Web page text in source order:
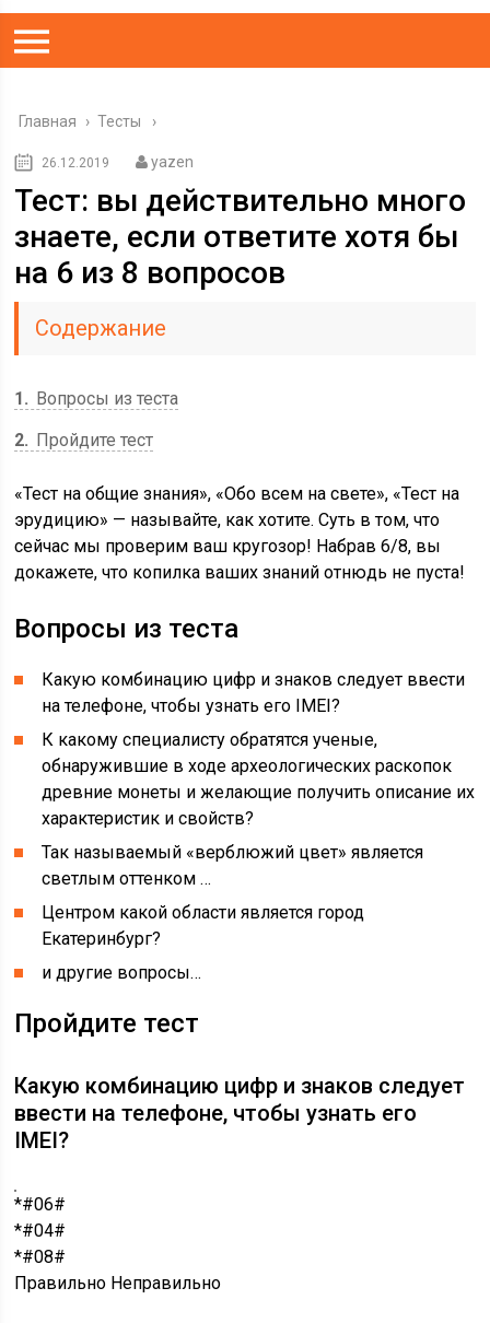
Главная › Тесты
26.12.2019 yazen
Тест: вы действительно много
знаете, если ответите хотя бы
на 6 из 8 вопросов
Содержание
1
Вопросы из теста
2
Пройдите тест
«Тест на общие знания», «Обо всем на свете», «Тест на
эрудицию» — называйте, как хотите. Суть в том, что
сейчас мы проверим ваш кругозор! Набрав 6/8, вы
докажете, что копилка ваших знаний отнюдь не пуста!
Вопросы из теста
Какую комбинацию цифр и знаков следует ввести
на телефоне, чтобы узнать его IMEI?
К какому специалисту обратятся ученые,
обнаружившие в ходе археологических раскопок
древние монеты и желающие получить описание их
характеристик и свойств?
Так называемый «верблюжий цвет» является
светлым оттенком …
Центром какой области является город
Екатеринбург?
и другие вопросы…
Пройдите тест
Какую комбинацию цифр и знаков следует
ввести на телефоне, чтобы узнать его
IMEI?
*#06#
*#04#
*#08#
Правильно Неправильно